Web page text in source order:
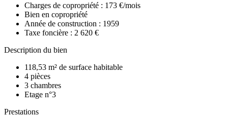
Charges de copropriété : 173 €/mois
Bien en copropriété
Année de construction : 1959
Taxe foncière : 2 620 €
Description du bien
118,53 m² de surface habitable
4 pièces
3 chambres
Etage n°3
Prestations